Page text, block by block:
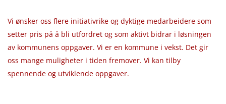
Vi ønsker oss flere initiativrike og dyktige medarbeidere som
setter pris på å bli utfordret og som aktivt bidrar i løsningen
av kommunens oppgaver. Vi er en kommune i vekst. Det gir
oss mange muligheter i tiden fremover. Vi kan tilby
spennende og utviklende oppgaver.